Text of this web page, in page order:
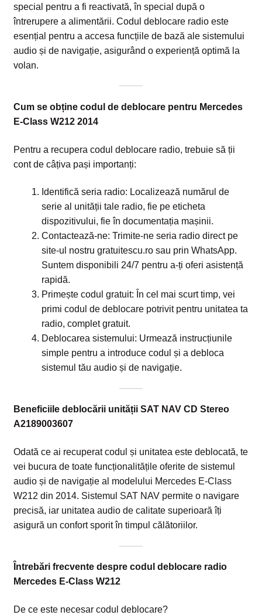
special pentru a fi reactivată, în special după o
întrerupere a alimentării. Codul deblocare radio este
esențial pentru a accesa funcțiile de bază ale sistemului
audio și de navigație, asigurând o experiență optimă la
volan.
Cum se obține codul de deblocare pentru Mercedes
E-Class W212 2014
Pentru a recupera codul deblocare radio, trebuie să ții
cont de câțiva pași importanți:
Identifică seria radio: Localizează numărul de
serie al unității tale radio, fie pe eticheta
dispozitivului, fie în documentația mașinii.
Contactează-ne: Trimite-ne seria radio direct pe
site-ul nostru gratuitescu.ro sau prin WhatsApp.
Suntem disponibili 24/7 pentru a-ți oferi asistență
rapidă.
Primește codul gratuit: În cel mai scurt timp, vei
primi codul de deblocare potrivit pentru unitatea ta
radio, complet gratuit.
Deblocarea sistemului: Urmează instrucțiunile
simple pentru a introduce codul și a debloca
sistemul tău audio și de navigație.
Beneficiile deblocării unității SAT NAV CD Stereo
A2189003607
Odată ce ai recuperat codul și unitatea este deblocată, te
vei bucura de toate funcționalitățile oferite de sistemul
audio și de navigație al modelului Mercedes E-Class
W212 din 2014. Sistemul SAT NAV permite o navigare
precisă, iar unitatea audio de calitate superioară îți
asigură un confort sporit în timpul călătoriilor.
Întrebări frecvente despre codul deblocare radio
Mercedes E-Class W212
De ce este necesar codul deblocare?